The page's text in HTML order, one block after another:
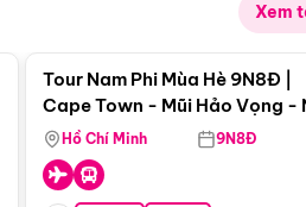
Xem
Điểm nổi
Tour Nam Phi Mùa Hè 9N8Đ |
Cape Town - Mũi Hảo Vọng -
Bàn - Johannesburg -
Safari - Lodge
Hồ Chí Minh 9N8Đ